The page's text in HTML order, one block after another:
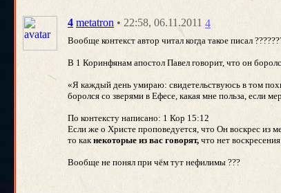
4 metatron • 22:58, 06.11.2011 4
Вообще контекст автор читал когда такое писал
В 1 Коринфянам апостол Павел говорит, что он
«Я каждый день умираю: свидетельствуюсь в том
боролся со зверями в Ефесе, какая мне польза, если
По контексту написано: 1 Кор 15:12
Если же о Христе проповедуется, что Он воскрес из
то как некоторые из вас говорят, что нет
Вообще не понял при чём тут нефилимы ???